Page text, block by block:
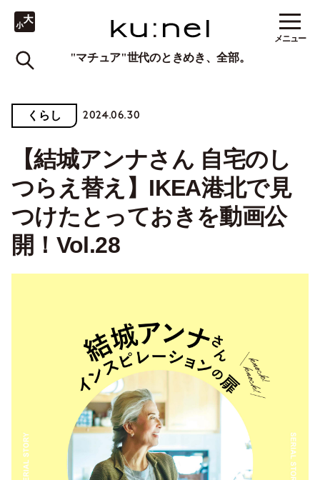
"マチュア"世代のときめき、全部。
メニュー
くらし 2024.06.30
【結城アンナさん 自宅のし
つらえ替え】IKEA港北で見
つけたとっておきを動画公
開！Vol.28